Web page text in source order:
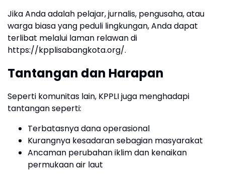
Jika Anda adalah pelajar, jurnalis, pengusaha, atau
warga biasa yang peduli lingkungan, Anda dapat
terlibat melalui laman relawan di
https://kpplisabangkota.org/.
Tantangan dan Harapan
Seperti komunitas lain, KPPLI juga menghadapi
tantangan seperti:
Terbatasnya dana operasional
Kurangnya kesadaran sebagian masyarakat
Ancaman perubahan iklim dan kenaikan
permukaan air laut